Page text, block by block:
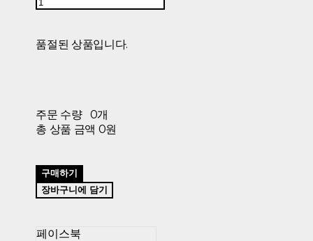
품절된 상품입니다.
주문 수량
0개
총 상품 금액 0원
구매하기
장바구니에 담기
페이스북